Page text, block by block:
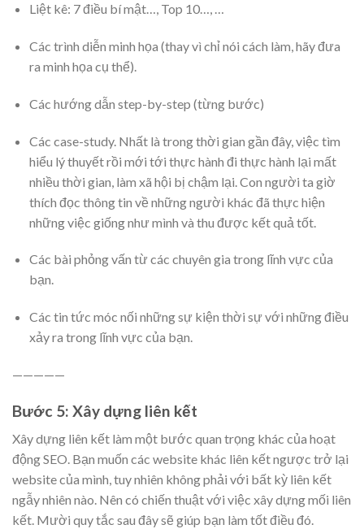
Liệt kê: 7 điều bí mật…, Top 10…, …
Các trình diễn minh họa (thay vì chỉ nói cách làm, hãy đưa
ra minh họa cụ thể).
Các hướng dẫn step-by-step (từng bước)
Các case-study. Nhất là trong thời gian gần đây, việc tìm
hiểu lý thuyết rồi mới tới thực hành đi thực hành lại mất
nhiều thời gian, làm xã hội bị chậm lại. Con người ta giờ
thích đọc thông tin về những người khác đã thực hiện
những việc giống như mình và thu được kết quả tốt.
Các bài phỏng vấn từ các chuyên gia trong lĩnh vực của
bạn.
Các tin tức móc nối những sự kiện thời sự với những điều
xảy ra trong lĩnh vực của bạn.
—————
Bước 5: Xây dựng liên kết
Xây dựng liên kết làm một bước quan trọng khác của hoạt
động SEO. Bạn muốn các website khác liên kết ngược trở lại
website của mình, tuy nhiên không phải với bất kỳ liên kết
ngẫy nhiên nào. Nên có chiến thuật với việc xây dựng mối liên
kết. Mười quy tắc sau đây sẽ giúp bạn làm tốt điều đó.